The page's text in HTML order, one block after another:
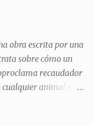
obra escrita por una
sobre cómo un
recaudador
cualquier animal que